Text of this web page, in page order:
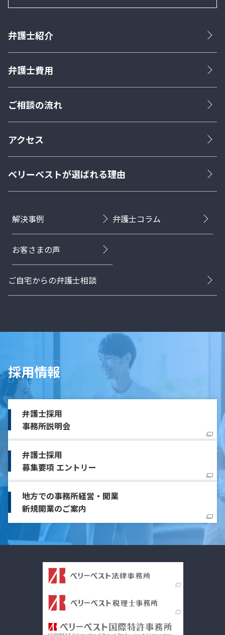
弁護士紹介
弁護士費用
ご相談の流れ
アクセス
ベリーベストが選ばれる理由
解決事例 弁護士コラム
お客さまの声
ご自宅からの弁護士相談
採用情報
弁護士採用
事務所説明会
弁護士採用
募集要項 エントリー
地方での事務所経営・開業
新規開業のご案内